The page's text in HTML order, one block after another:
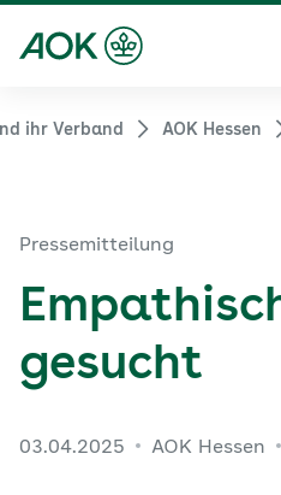
ihr Verband AOK Hessen
Pressemitteilung
gesucht
03.04.2025 AOK Hessen